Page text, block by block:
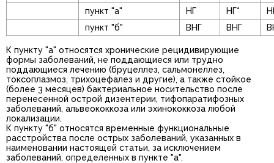
пункт "а"
НГ НГ*
пункт "б"
ВНГ ВНГ
К пункту "а" относятся хронические рецидивирующие
формы заболеваний, не поддающиеся или трудно
поддающиеся лечению (бруцеллез, сальмонеллез,
токсоплазмоз, трихоцефалез и другие), а также стойкое
(более 3 месяцев) бактериальное носительство после
перенесенной острой дизентерии, тифопаратифозных
заболеваний, альвеококкоза или эхинококкоза любой
локализации.
К пункту "б" относятся временные функциональные
расстройства после острых заболеваний, указанных в
наименовании настоящей статьи, за исключением
заболеваний, определенных в пункте "а".